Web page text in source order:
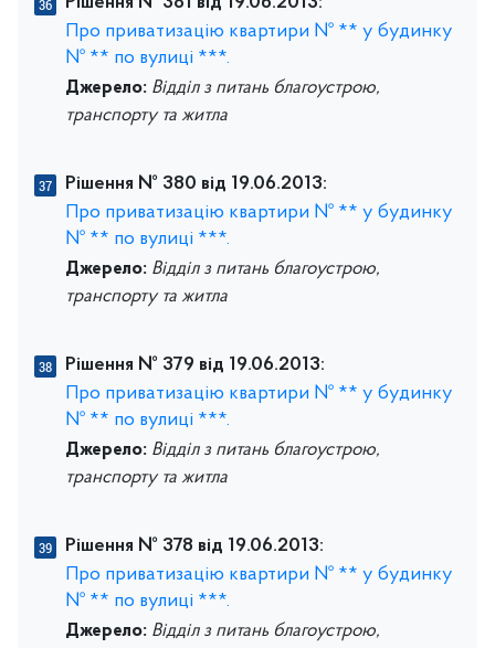
Про приватизацію квартири № ** у будинку
№ ** по вулиці ***.
Джерело: Відділ з питань благоустрою,
транспорту та житла
Рішення № 380 від 19.06.2013:
Про приватизацію квартири № ** у будинку
№ ** по вулиці ***.
Джерело: Відділ з питань благоустрою,
транспорту та житла
Рішення № 379 від 19.06.2013:
Про приватизацію квартири № ** у будинку
№ ** по вулиці ***.
Джерело: Відділ з питань благоустрою,
транспорту та житла
Рішення № 378 від 19.06.2013:
Про приватизацію квартири № ** у будинку
№ ** по вулиці ***.
Джерело: Відділ з питань благоустрою,